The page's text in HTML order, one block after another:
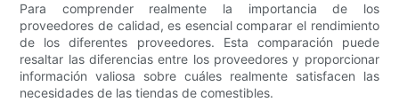
Para comprender realmente la importancia de los
proveedores de calidad, es esencial comparar el rendimiento
de los diferentes proveedores. Esta comparación puede
resaltar las diferencias entre los proveedores y proporcionar
información valiosa sobre cuáles realmente satisfacen las
necesidades de las tiendas de comestibles.